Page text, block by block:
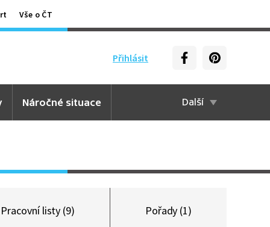
Vše o ČT
Přihlásit
Náročné situace Další
Pracovní listy (9) Pořady (1)